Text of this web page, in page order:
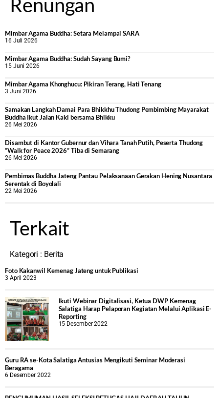
Renungan
Mimbar Agama Buddha: Setara Melampai SARA
16 Juli 2026
Mimbar Agama Buddha: Sudah Sayang Bumi?
15 Juni 2026
Mimbar Agama Khonghucu: Pikiran Terang, Hati Tenang
3 Juni 2026
Samakan Langkah Damai Para Bhikkhu Thudong Pembimbing Mayarakat
Buddha Ikut Jalan Kaki bersama Bhikku
26 Mei 2026
Disambut di Kantor Gubernur dan Vihara Tanah Putih, Peserta Thudong
“Walk for Peace 2026” Tiba di Semarang
26 Mei 2026
‎Pembimas Buddha Jateng Pantau Pelaksanaan Gerakan Hening Nusantara
Serentak di Boyolali
22 Mei 2026
Terkait
Kategori : Berita
Foto Kakanwil Kemenag Jateng untuk Publikasi
3 April 2023
Ikuti Webinar Digitalisasi, Ketua DWP Kemenag
Salatiga Harap Pelaporan Kegiatan Melalui Aplikasi E-
Reporting
15 Desember 2022
Guru RA se-Kota Salatiga Antusias Mengikuti Seminar Moderasi
Beragama
6 Desember 2022